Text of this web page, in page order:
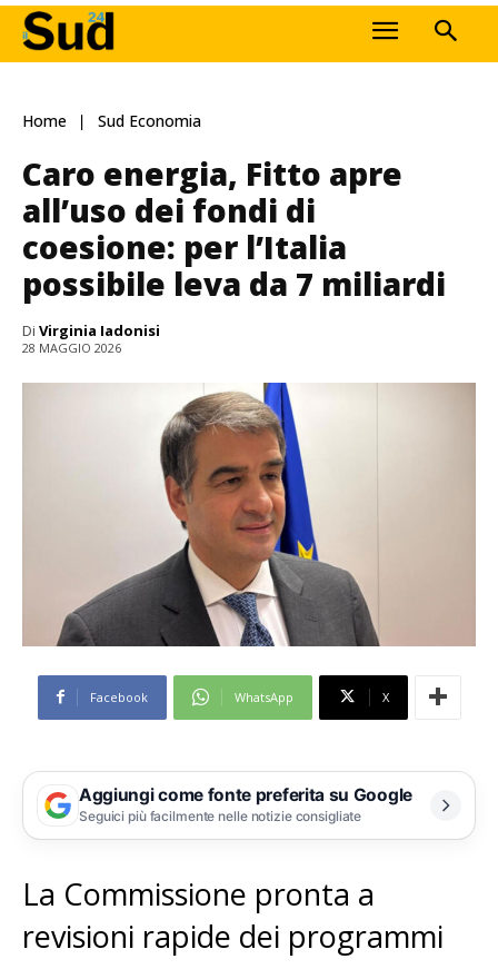
Home Sud Economia
Caro energia, Fitto apre
all’uso dei fondi di
coesione: per l’Italia
possibile leva da 7 miliardi
Di Virginia Iadonisi
28 MAGGIO 2026
Facebook WhatsApp X
Aggiungi come fonte preferita su Google
Seguici più facilmente nelle notizie consigliate
La Commissione pronta a
revisioni rapide dei programmi